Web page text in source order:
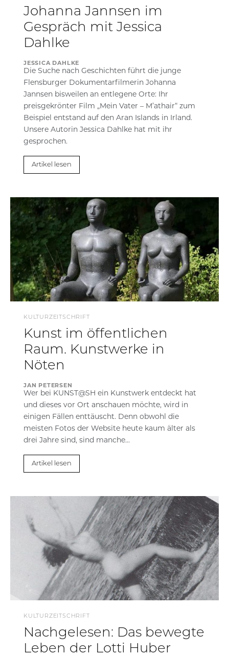
Johanna Jannsen im
Gespräch mit Jessica
Dahlke
JESSICA DAHLKE
Die Suche nach Geschichten führt die junge
Flensburger Dokumentarfilmerin Johanna
Jannsen bisweilen an entlegene Orte: Ihr
preisgekrönter Film „Mein Vater – M’athair“ zum
Beispiel entstand auf den Aran Islands in Irland.
Unsere Autorin Jessica Dahlke hat mit ihr
gesprochen.
Artikel lesen
KULTURZEITSCHRIFT
Kunst im öffentlichen
Raum. Kunstwerke in
Nöten
JAN PETERSEN
Wer bei KUNST@SH ein Kunstwerk entdeckt hat
und dieses vor Ort anschauen möchte, wird in
einigen Fällen enttäuscht. Denn obwohl die
meisten Fotos der Website heute kaum älter als
drei Jahre sind, sind manche...
Artikel lesen
KULTURZEITSCHRIFT
Nachgelesen: Das bewegte
Leben der Lotti Huber